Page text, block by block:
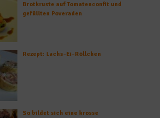
Brotkruste auf Tomatenconfit und
gefüllten Poveraden
Rezept: Lachs-Ei-Röllchen
So bildet sich eine krosse